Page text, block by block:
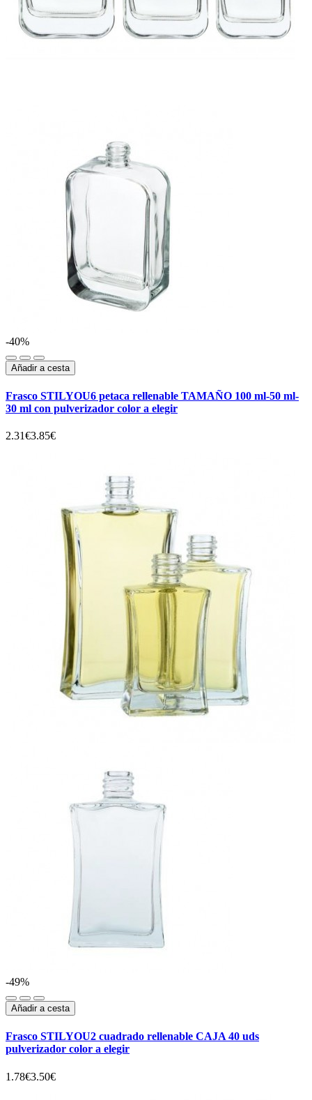
-40%
Añadir a cesta
Frasco STILYOU6 petaca rellenable TAMAÑO 100 ml-50 ml-
30 ml con pulverizador color a elegir
2.31€3.85€
-49%
Añadir a cesta
Frasco STILYOU2 cuadrado rellenable CAJA 40 uds
pulverizador color a elegir
1.78€3.50€